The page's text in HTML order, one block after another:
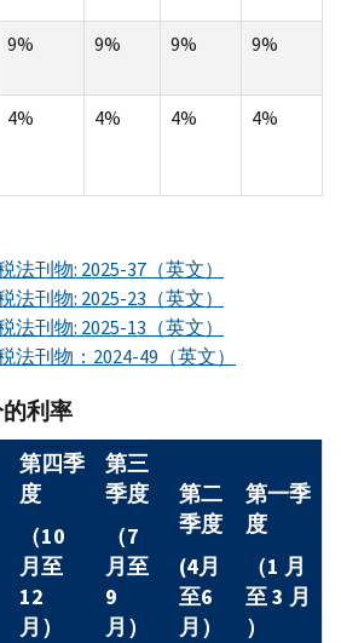
9% 9% 9% 9%
4% 4% 4% 4%
法刊物: 2025-37（英文）
法刊物: 2025-23（英文）
法刊物: 2025-13（英文）
法刊物：2024-49（英文）
利率
第四季
度
（10
月至
12
月）
第三
季度
（7
月至
9
月）
第二
季度
(4月
至6
月）
第一季
度
（1 月
至 3 月
）